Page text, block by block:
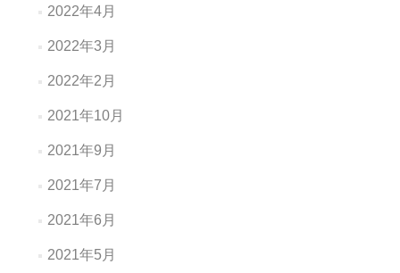
2022年4月
2022年3月
2022年2月
2021年10月
2021年9月
2021年7月
2021年6月
2021年5月